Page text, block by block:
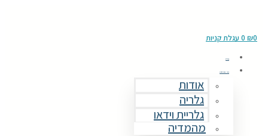
₪0
0 עגלת קניות
בית
מי אנחנו
אודות
גלריה
גלריית וידאו
מהמדיה